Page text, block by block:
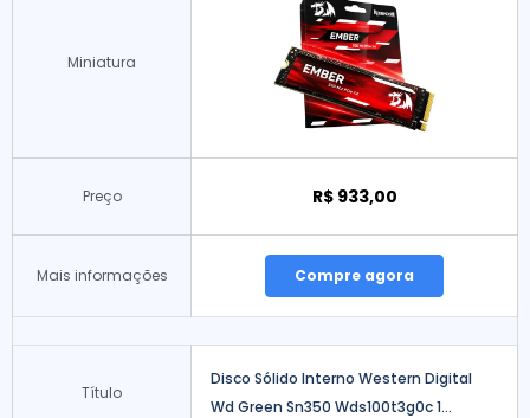
Miniatura
Preço R$ 933,00
Mais informações Compre agora
Título
Disco Sólido Interno Western Digital
Wd Green Sn350 Wds100t3g0c 1...